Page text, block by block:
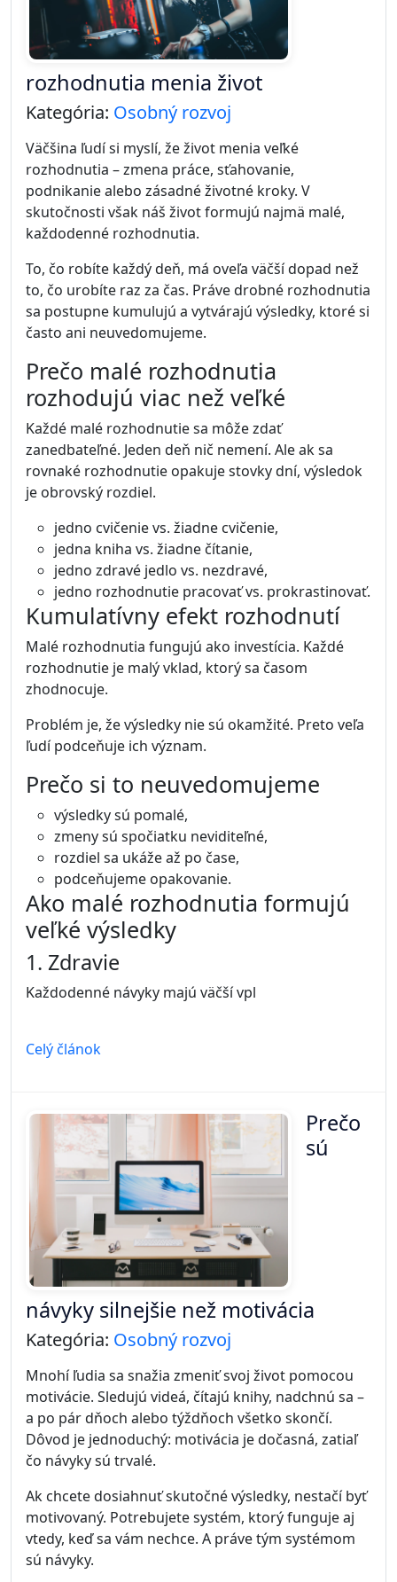
rozhodnutia menia život
Kategória: Osobný rozvoj
Väčšina ľudí si myslí, že život menia veľké
rozhodnutia – zmena práce, sťahovanie,
podnikanie alebo zásadné životné kroky. V
skutočnosti však náš život formujú najmä malé,
každodenné rozhodnutia.
To, čo robíte každý deň, má oveľa väčší dopad než
to, čo urobíte raz za čas. Práve drobné rozhodnutia
sa postupne kumulujú a vytvárajú výsledky, ktoré si
často ani neuvedomujeme.
Prečo malé rozhodnutia
rozhodujú viac než veľké
Každé malé rozhodnutie sa môže zdať
zanedbateľné. Jeden deň nič nemení. Ale ak sa
rovnaké rozhodnutie opakuje stovky dní, výsledok
je obrovský rozdiel.
jedno cvičenie vs. žiadne cvičenie,
jedna kniha vs. žiadne čítanie,
jedno zdravé jedlo vs. nezdravé,
jedno rozhodnutie pracovať vs. prokrastinovať.
Kumulatívny efekt rozhodnutí
Malé rozhodnutia fungujú ako investícia. Každé
rozhodnutie je malý vklad, ktorý sa časom
zhodnocuje.
Problém je, že výsledky nie sú okamžité. Preto veľa
ľudí podceňuje ich význam.
Prečo si to neuvedomujeme
výsledky sú pomalé,
zmeny sú spočiatku neviditeľné,
rozdiel sa ukáže až po čase,
podceňujeme opakovanie.
Ako malé rozhodnutia formujú
veľké výsledky
1. Zdravie
Každodenné návyky majú väčší vpl
Celý článok
Prečo
sú
návyky silnejšie než motivácia
Kategória: Osobný rozvoj
Mnohí ľudia sa snažia zmeniť svoj život pomocou
motivácie. Sledujú videá, čítajú knihy, nadchnú sa –
a po pár dňoch alebo týždňoch všetko skončí.
Dôvod je jednoduchý: motivácia je dočasná, zatiaľ
čo návyky sú trvalé.
Ak chcete dosiahnuť skutočné výsledky, nestačí byť
motivovaný. Potrebujete systém, ktorý funguje aj
vtedy, keď sa vám nechce. A práve tým systémom
sú návyky.